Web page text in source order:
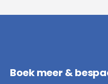
Boek meer &